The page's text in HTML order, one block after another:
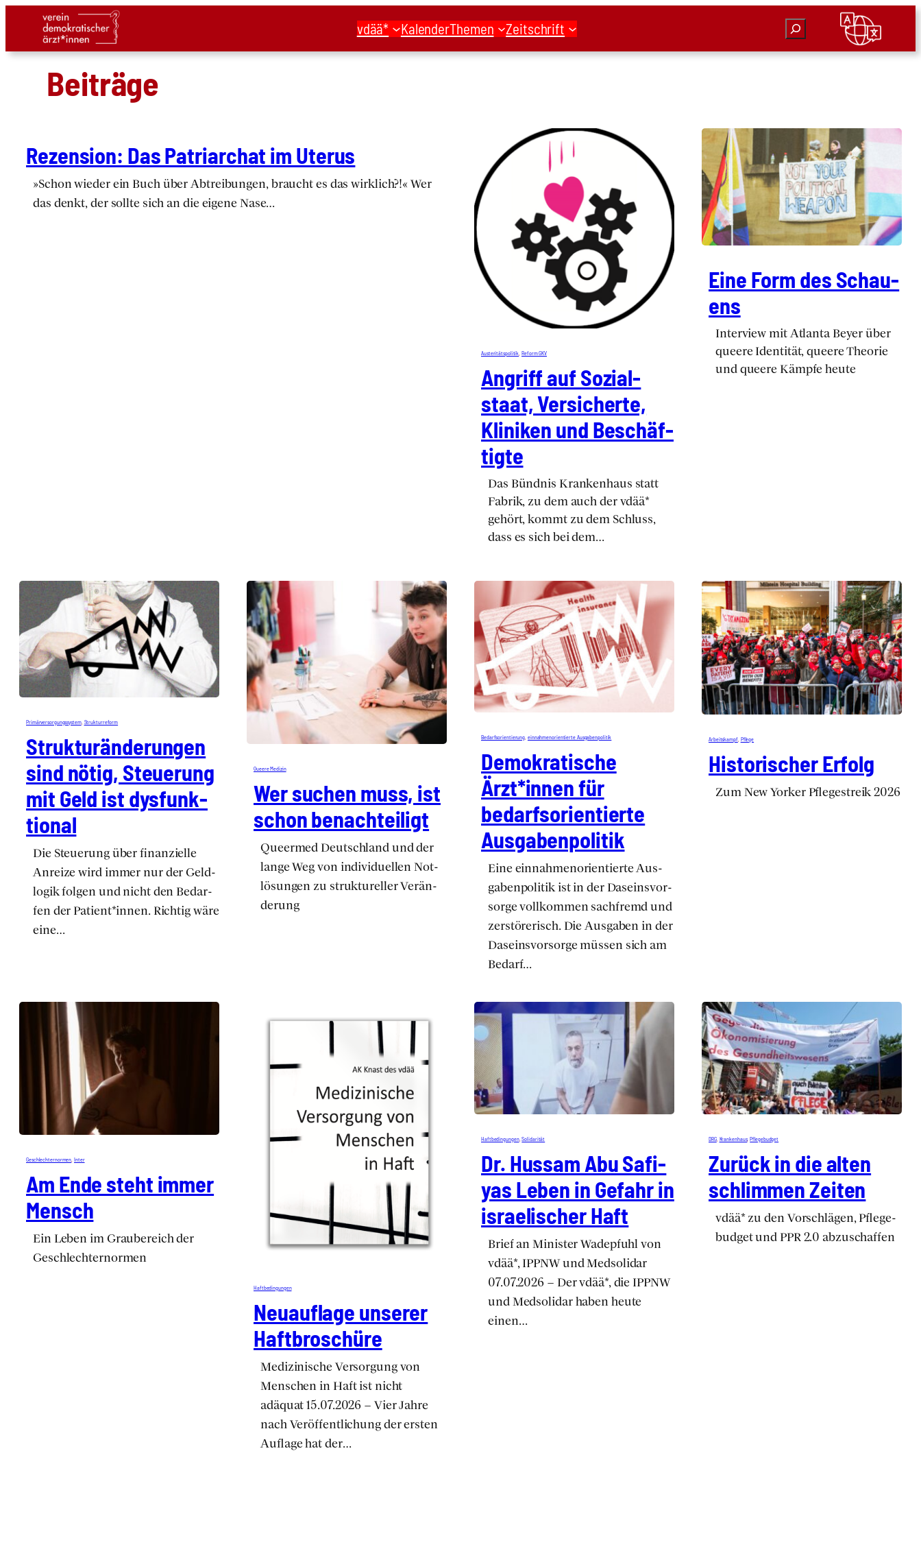
vdää* KalenderThemen Zeitschrift Suchen
Bei­trä­ge
Rezen­si­on: Das Patri­ar­chat im Ute­rus
»Schon wie­der ein Buch über Abtrei­bun­gen, braucht es das wirk­lich?!« Wer
das denkt, der soll­te sich an die eige­ne Nase…
Austeri­täts­po­li­tik, Reform GKV
Angriff auf Sozi­al­
staat, Ver­si­cher­te,
Kli­ni­ken und Beschäf­
tig­te
Das Bünd­nis Kran­ken­haus statt
Fabrik, zu dem auch der vdää*
gehört, kommt zu dem Schluss,
dass es sich bei dem…
Eine Form des Schau­
ens
Inter­view mit Atlan­ta Bey­er über
que­e­re Iden­ti­tät, que­e­re Theo­rie
und que­e­re Kämp­fe heu­te
Pri­mär­ver­sor­gungs­sys­tem, Struk­tur­re­form
Struk­tur­än­de­run­gen
sind nötig, Steue­rung
mit Geld ist dys­funk­
tio­nal
Die Steue­rung über finan­zi­el­le
Anrei­ze wird immer nur der Geld­
lo­gik fol­gen und nicht den Bedar­
fen der Patient*innen. Rich­tig wäre
eine…
Que­e­re Medi­zin
Wer suchen muss, ist
schon benach­tei­ligt
Que­er­med Deutsch­land und der
lan­ge Weg von indi­vi­du­el­len Not­
lö­sun­gen zu struk­tu­rel­ler Ver­än­
de­rung
Bedarfs­ori­en­tie­rung ein­nah­men­ori­en­tier­te Aus­ga­ben­po­li­tik
Demo­kra­ti­sche
Ärzt*innen für
bedarfs­ori­en­tier­te
Aus­ga­ben­po­li­tik
Eine ein­nah­men­ori­en­tier­te Aus­
ga­ben­po­li­tik ist in der Daseins­vor­
sor­ge voll­kom­men sach­fremd und
zer­stö­re­risch. Die Aus­ga­ben in der
Daseins­vor­sor­ge müs­sen sich am
Bedarf…
Arbeits­kampf, Pfle­ge
His­to­ri­scher Erfolg
Zum New Yor­ker Pfle­ge­streik 2026
Geschlech­ter­nor­men, Inter
Am Ende steht immer
Mensch
Ein Leben im Grau­be­reich der
Geschlech­ter­nor­men
Haft­be­din­gun­gen
Neu­auf­la­ge unse­rer
Haft­bro­schü­re
Medi­zi­ni­sche Ver­sor­gung von
Men­schen in Haft ist nicht
adäquat 15.07.2026 – Vier Jah­re
nach Ver­öf­fent­li­chung der ers­ten
Auf­la­ge hat der…
Haft­be­din­gun­gen, Soli­da­ri­tät
Dr. Huss­am Abu Safi­
yas Leben in Gefahr in
israe­li­scher Haft
Brief an Minis­ter Wade­pfuhl von
vdää*, IPPNW und Meds­o­li­dar
07.07.2026 – Der vdää*, die IPPNW
und Meds­o­li­dar haben heu­te
einen…
DRG, Kran­ken­haus, Pfle­ge­bud­get
Zurück in die alten
schlim­men Zei­ten
vdää* zu den Vor­schlä­gen, Pfle­ge­
bud­get und PPR 2.0 abzu­schaf­fen